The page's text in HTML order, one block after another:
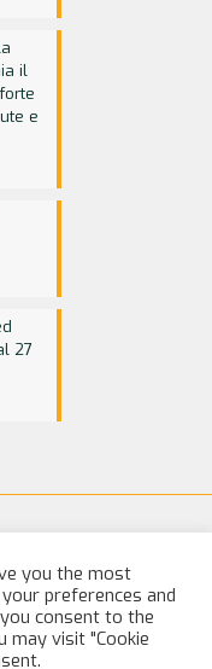
il
e
27
|Legal Notice
you the most
preferences and
consent to the
may visit "Cookie